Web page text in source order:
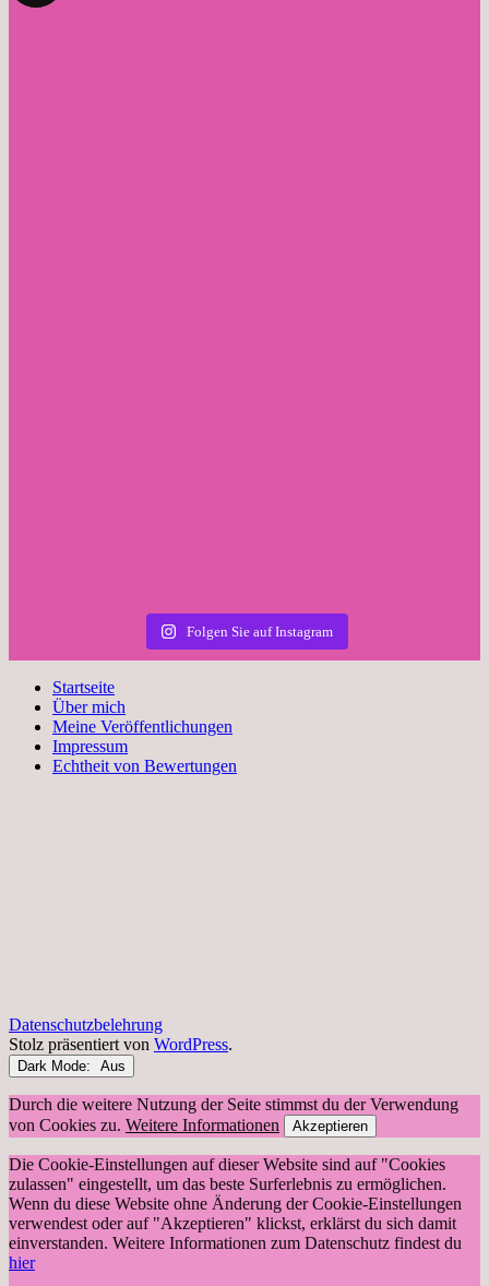
Folgen Sie auf Instagram
Startseite
Über mich
Meine Veröffentlichungen
Impressum
Echtheit von Bewertungen
Datenschutzbelehrung
Stolz präsentiert von WordPress.
Dark Mode:
Durch die weitere Nutzung der Seite stimmst du der Verwendung
von Cookies zu. Weitere Informationen Akzeptieren
Die Cookie-Einstellungen auf dieser Website sind auf "Cookies
zulassen" eingestellt, um das beste Surferlebnis zu ermöglichen.
Wenn du diese Website ohne Änderung der Cookie-Einstellungen
verwendest oder auf "Akzeptieren" klickst, erklärst du sich damit
einverstanden. Weitere Informationen zum Datenschutz findest du
hier